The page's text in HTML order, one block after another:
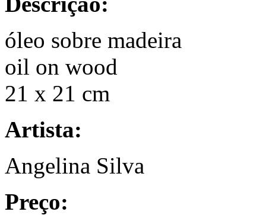
óleo sobre madeira
oil on wood
21 x 21 cm
Artista:
Angelina Silva
Preço: